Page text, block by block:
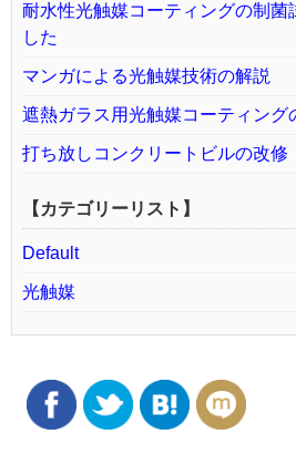
耐水性光触媒コーティングの制菌
した
マンガによる光触媒技術の解説
遮熱ガラス用光触媒コーティング
打ち放しコンクリートビルの改修
【カテゴリーリスト】
Default
光触媒